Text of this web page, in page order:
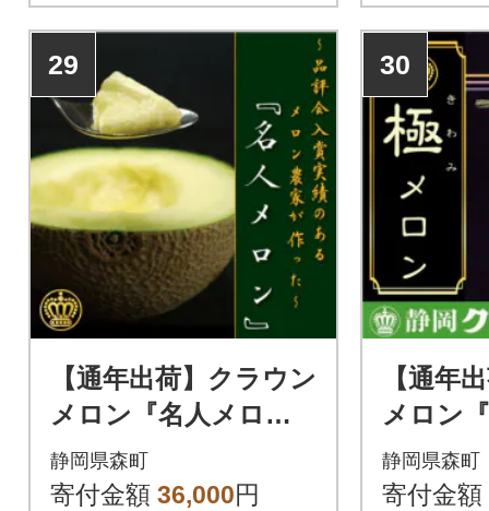
29
【通年出荷】クラウン
メロン『名人メロ
ン』1玉 ギフト箱入
り【森町SF】
静岡県森町
寄付金額 36,000円
30
【通年
メロン
フト箱
F】
静岡県森町
寄付金額